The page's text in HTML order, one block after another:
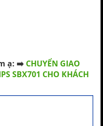
ạ: ➡️ CHUYỂN GIAO
SBX701 CHO KHÁCH